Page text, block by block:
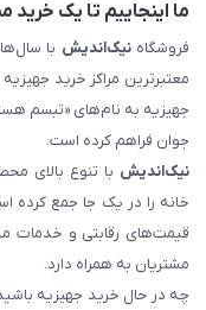
ما اینجاییم تا یک
فروشگاهنیک‌اندیش
معتبرترین مراکز خرید
جهیزیه به نام‌های «تبسم
جوان فراهم کرده است.
نیک‌اندیش با تنوع بالای
خانه را در یک جا جمع کرده
قیمت‌های رقابتی و خدمات
مشتریان به همراه دارد.
چه در حال خرید جهیزیه